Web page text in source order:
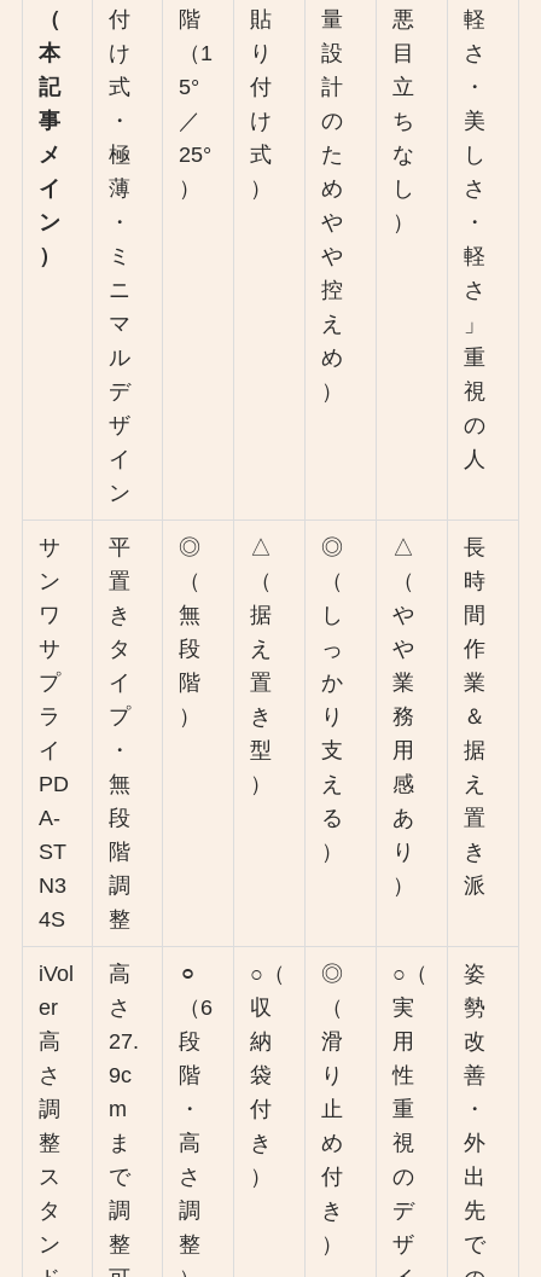
（
本
記
事
メ
イ
ン
）
付
け
式
・
極
薄
・
ミ
ニ
マ
ル
デ
ザ
イ
ン
階
（1
5°
／
25°
）
貼
り
付
け
式
）
量
設
計
の
た
め
や
や
控
え
め
）
悪
目
立
ち
な
し
）
軽
さ
・
美
し
さ
・
軽
さ
」
重
視
の
人
サ
ン
ワ
サ
プ
ラ
イ
PD
A-
ST
N3
4S
平
置
き
タ
イ
プ
・
無
段
階
調
整
◎
（
無
段
階
）
△
（
据
え
置
き
型
）
◎
（
し
っ
か
り
支
え
る
）
△
（
や
や
業
務
用
感
あ
り
）
長
時
間
作
業
＆
据
え
置
き
派
iVol
er
高
さ
調
整
ス
タ
ン
高
さ
27.
9c
m
ま
で
調
整
⚪︎
（6
段
階
・
高
さ
調
整
○（
収
納
袋
付
き
）
◎
（
滑
り
止
め
付
き
）
○（
実
用
性
重
視
の
デ
ザ
姿
勢
改
善
・
外
出
先
で